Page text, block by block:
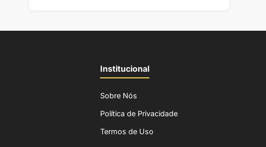
Institucional
Sobre Nós
Política de Privacidade
Termos de Uso